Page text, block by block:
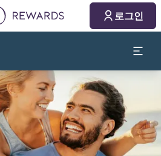
로그인